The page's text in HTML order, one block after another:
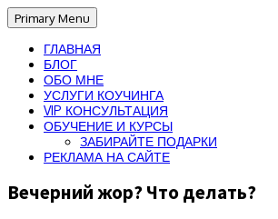
Primary Menu
ГЛАВНАЯ
БЛОГ
ОБО МНЕ
УСЛУГИ КОУЧИНГА
VIP КОНСУЛЬТАЦИЯ
ОБУЧЕНИЕ И КУРСЫ
ЗАБИРАЙТЕ ПОДАРКИ
РЕКЛАМА НА САЙТЕ
Вечерний жор? Что делать?